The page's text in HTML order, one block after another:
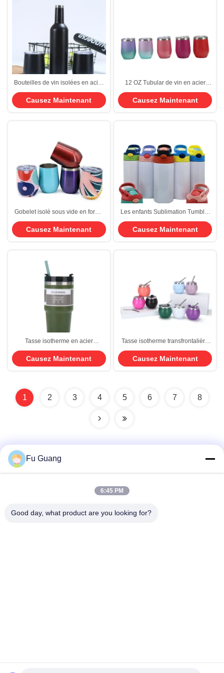
Bouteilles de vin isolées en acier
inoxydable 2 paquets 12 oz et 1
bouteille de vin isolée - Coupes
de vin isolées sous vide à double
Causez Maintenant
12 OZ Tubular de vin en acier
inoxydable avec couvercle
Tubular de verre de vin à double
paroi Vacuum isolé Tubular de
Causez Maintenant
Gobelet isolé sous vide en forme
d’œuf de 12 oz Gobelet à vin en
acier inoxydable personnalisé
avec couvercle étanche gardant la
Causez Maintenant
Les enfants Sublimation Tumbler
12 oz Sublimation Bouteille d'eau
pour enfants avec un clic Pop-up
Couvercle de paille et poignée en
Causez Maintenant
Tasse isotherme en acier
inoxydable - Tasse Ice King 30oz
pour voiture, tasse à siroter, tasse
à bière, mug à café pour véhicule
Causez Maintenant
Tasse isotherme transfrontalière
Amazon en acier inoxydable 304
Mini tasse à maté brésilienne et
argentine en forme d'œuf Portable
Causez Maintenant
1 2 3 4 5 6 7 8
N°53, Science Avenue, district de haute technologie,
Fu Guang
6:45 PM
Good day, what product are you looking for?